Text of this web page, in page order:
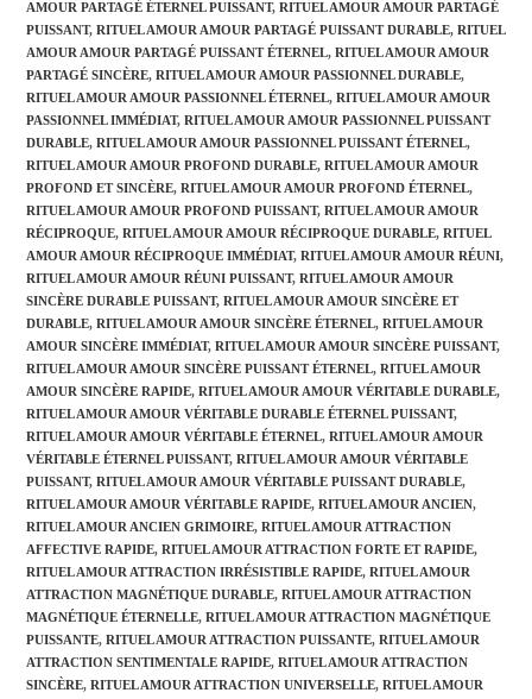
AMOUR PARTAGÉ ÉTERNEL PUISSANT, RITUEL AMOUR AMOUR PARTAGÉ
PUISSANT, RITUEL AMOUR AMOUR PARTAGÉ PUISSANT DURABLE, RITUEL
AMOUR AMOUR PARTAGÉ PUISSANT ÉTERNEL, RITUEL AMOUR AMOUR
PARTAGÉ SINCÈRE, RITUEL AMOUR AMOUR PASSIONNEL DURABLE,
RITUEL AMOUR AMOUR PASSIONNEL ÉTERNEL, RITUEL AMOUR AMOUR
PASSIONNEL IMMÉDIAT, RITUEL AMOUR AMOUR PASSIONNEL PUISSANT
DURABLE, RITUEL AMOUR AMOUR PASSIONNEL PUISSANT ÉTERNEL,
RITUEL AMOUR AMOUR PROFOND DURABLE, RITUEL AMOUR AMOUR
PROFOND ET SINCÈRE, RITUEL AMOUR AMOUR PROFOND ÉTERNEL,
RITUEL AMOUR AMOUR PROFOND PUISSANT, RITUEL AMOUR AMOUR
RÉCIPROQUE, RITUEL AMOUR AMOUR RÉCIPROQUE DURABLE, RITUEL
AMOUR AMOUR RÉCIPROQUE IMMÉDIAT, RITUEL AMOUR AMOUR RÉUNI,
RITUEL AMOUR AMOUR RÉUNI PUISSANT, RITUEL AMOUR AMOUR
SINCÈRE DURABLE PUISSANT, RITUEL AMOUR AMOUR SINCÈRE ET
DURABLE, RITUEL AMOUR AMOUR SINCÈRE ÉTERNEL, RITUEL AMOUR
AMOUR SINCÈRE IMMÉDIAT, RITUEL AMOUR AMOUR SINCÈRE PUISSANT,
RITUEL AMOUR AMOUR SINCÈRE PUISSANT ÉTERNEL, RITUEL AMOUR
AMOUR SINCÈRE RAPIDE, RITUEL AMOUR AMOUR VÉRITABLE DURABLE,
RITUEL AMOUR AMOUR VÉRITABLE DURABLE ÉTERNEL PUISSANT,
RITUEL AMOUR AMOUR VÉRITABLE ÉTERNEL, RITUEL AMOUR AMOUR
VÉRITABLE ÉTERNEL PUISSANT, RITUEL AMOUR AMOUR VÉRITABLE
PUISSANT, RITUEL AMOUR AMOUR VÉRITABLE PUISSANT DURABLE,
RITUEL AMOUR AMOUR VÉRITABLE RAPIDE, RITUEL AMOUR ANCIEN,
RITUEL AMOUR ANCIEN GRIMOIRE, RITUEL AMOUR ATTRACTION
AFFECTIVE RAPIDE, RITUEL AMOUR ATTRACTION FORTE ET RAPIDE,
RITUEL AMOUR ATTRACTION IRRÉSISTIBLE RAPIDE, RITUEL AMOUR
ATTRACTION MAGNÉTIQUE DURABLE, RITUEL AMOUR ATTRACTION
MAGNÉTIQUE ÉTERNELLE, RITUEL AMOUR ATTRACTION MAGNÉTIQUE
PUISSANTE, RITUEL AMOUR ATTRACTION PUISSANTE, RITUEL AMOUR
ATTRACTION SENTIMENTALE RAPIDE, RITUEL AMOUR ATTRACTION
SINCÈRE, RITUEL AMOUR ATTRACTION UNIVERSELLE, RITUEL AMOUR